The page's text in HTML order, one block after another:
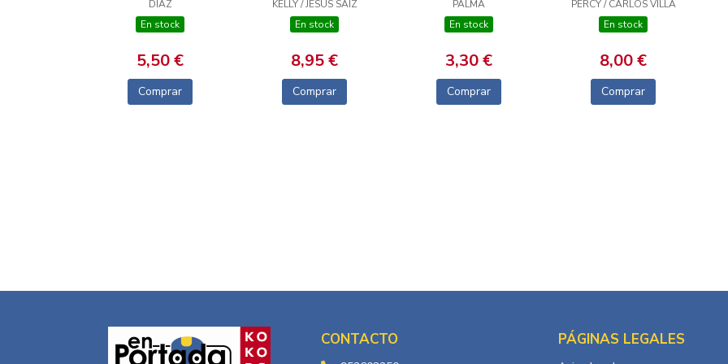
DIAZ
En stock
5,50 €
Comprar
KELLY / JESUS SAIZ
En stock
8,95 €
Comprar
PALMA
En stock
3,30 €
Comprar
PERCY / CARLOS VILLA
En stock
8,00 €
Comprar
CONTACTO PÁGINAS LEGALES